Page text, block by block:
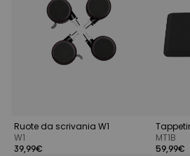
Ruote da scrivania W1
W1
39,99€
MT1B
59,99€